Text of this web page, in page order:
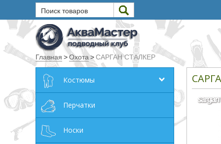
Поиск товаров
Текст
Искать
Любое из слов
Все слова
Точное совпадение
Главная >Охота >САРГАН СТАЛКЕР
Костюмы
Перчатки
Носки